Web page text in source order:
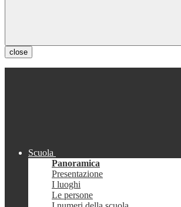
close
Scuola
Panoramica
Presentazione
I luoghi
Le persone